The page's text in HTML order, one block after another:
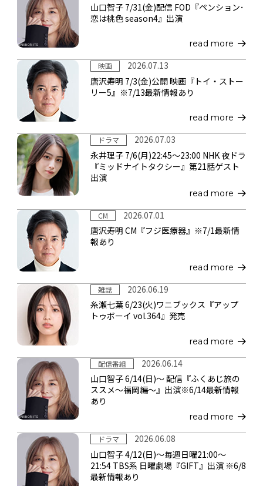
山口智子 7/31(金)配信 FOD『ペンション･
恋は桃色 season4』出演
read more
映画
2026.07.13
唐沢寿明 7/3(金)公開 映画『トイ・ストー
リー5』※7/13最新情報あり
read more
ドラマ
2026.07.03
永井理子 7/6(月)22:45～23:00 NHK 夜ドラ
『ミッドナイトタクシー』第21話ゲスト
出演
read more
CM
2026.07.01
唐沢寿明 CM『フジ医療器』※7/1最新情
報あり
read more
雑誌
2026.06.19
糸瀬七葉 6/23(火)ワニブックス『アップ
トゥボーイ vol.364』発売
read more
配信番組
2026.06.14
山口智子 6/14(日)～ 配信『ふくあじ旅の
ススメ～福岡編～』出演※6/14最新情報
あり
read more
ドラマ
2026.06.08
山口智子 4/12(日)～毎週日曜21:00～
21:54 TBS系 日曜劇場『GIFT』出演 ※6/8
最新情報あり